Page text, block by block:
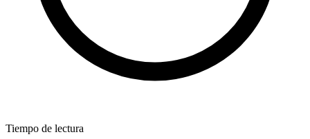
Tiempo de lectura